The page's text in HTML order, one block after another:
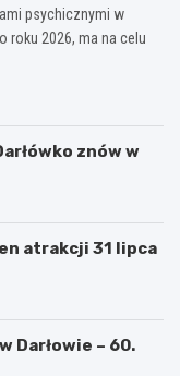
psychicznymi w
roku 2026, ma na celu
znów w
atrakcji 31 lipca
Darłowie – 60.